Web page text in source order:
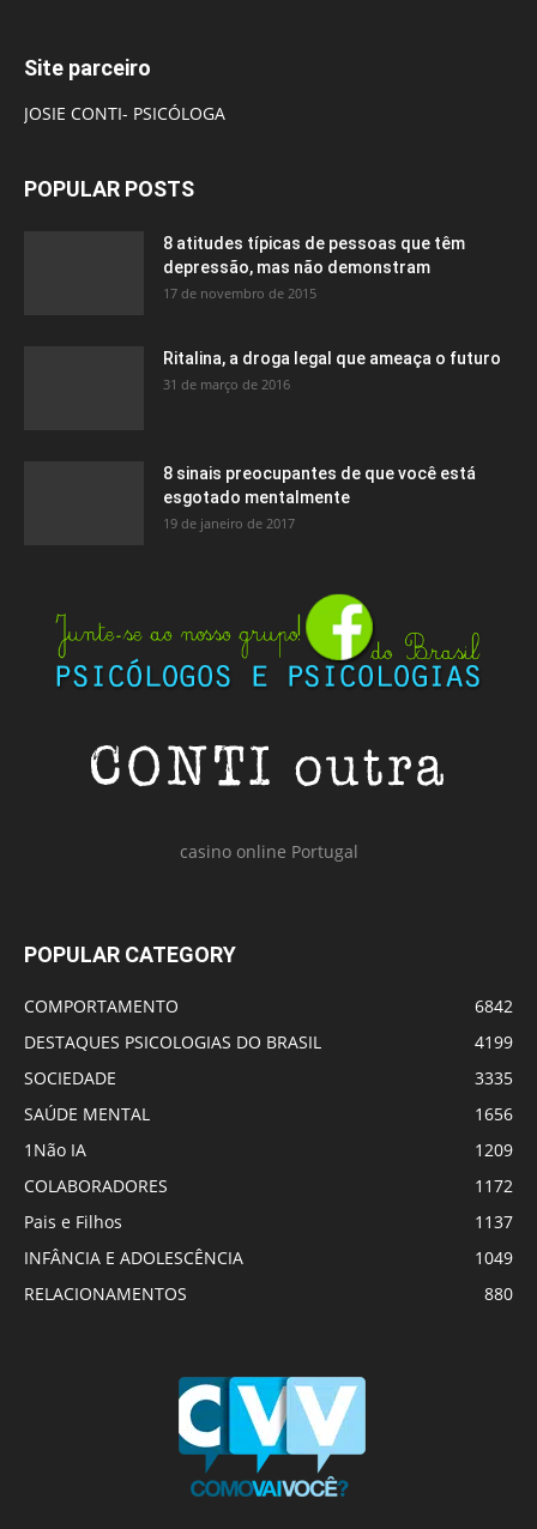
Site parceiro
JOSIE CONTI- PSICÓLOGA
POPULAR POSTS
8 atitudes típicas de pessoas que têm
depressão, mas não demonstram
17 de novembro de 2015
Ritalina, a droga legal que ameaça o futuro
31 de março de 2016
8 sinais preocupantes de que você está
esgotado mentalmente
19 de janeiro de 2017
casino online Portugal
POPULAR CATEGORY
COMPORTAMENTO
6842
DESTAQUES PSICOLOGIAS DO BRASIL
4199
SOCIEDADE
3335
SAÚDE MENTAL
1656
1Não IA
1209
COLABORADORES
1172
Pais e Filhos
1137
INFÂNCIA E ADOLESCÊNCIA
1049
RELACIONAMENTOS
880